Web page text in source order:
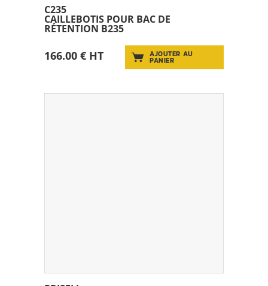
C235
CAILLEBOTIS POUR BAC DE
RÉTENTION B235
166.00 € HT AJOUTER AU
PANIER